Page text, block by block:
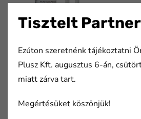
3M™ Kétkomponensű
lökhárító ragasztó, 50 ml,
PN05901
cikkszám:
3M™
Tisztelt
Ezúton szeretnénk tájékoztatni
Plusz Kft. augusztus 6-án,
miatt zárva tart.
Megértésüket köszönjük!